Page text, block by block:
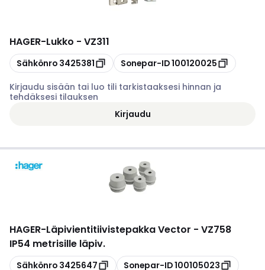
HAGER-Lukko - VZ311
Kopioi
Sähkönro 3425381 Kopioi
Sonepar-ID100120025
Kirjaudu sisään tai luo tili tarkistaaksesi hinnan ja
tehdäksesi tilauksen
Kirjaudu
HAGER-Läpivientitiivistepakka Vector - VZ758
IP54 metrisille läpiv.
Kopioi
Sähkönro 3425647 Kopioi
Sonepar-ID100105023